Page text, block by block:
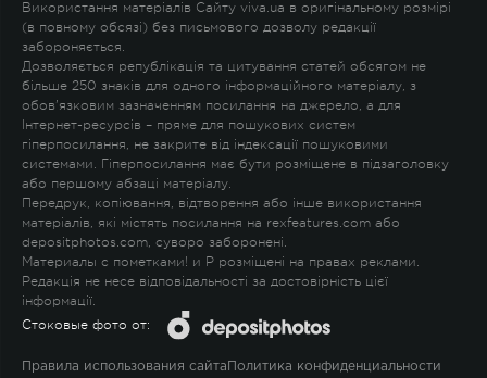
Використання матеріалів Сайту viva.ua в оригінальному розмірі
(в повному обсязі) без письмового дозволу редакції
забороняється.
Дозволяється републікація та цитування статей обсягом не
більше 250 знаків для одного інформаційного матеріалу, з
обов'язковим зазначенням посилання на джерело, а для
Інтернет-ресурсів – пряме для пошукових систем
гіперпосилання, не закрите від індексації пошуковими
системами. Гіперпосилання має бути розміщене в підзаголовку
або першому абзаці матеріалу.
Передрук, копіювання, відтворення або інше використання
матеріалів, які містять посилання на rexfeatures.com або
depositphotos.com, суворо заборонені.
Материалы с пометками! и P розміщені на правах реклами.
Редакція не несе відповідальності за достовірність цієї
інформації.
Стоковые фото от:
Правила использования сайта Политика конфиденциальности